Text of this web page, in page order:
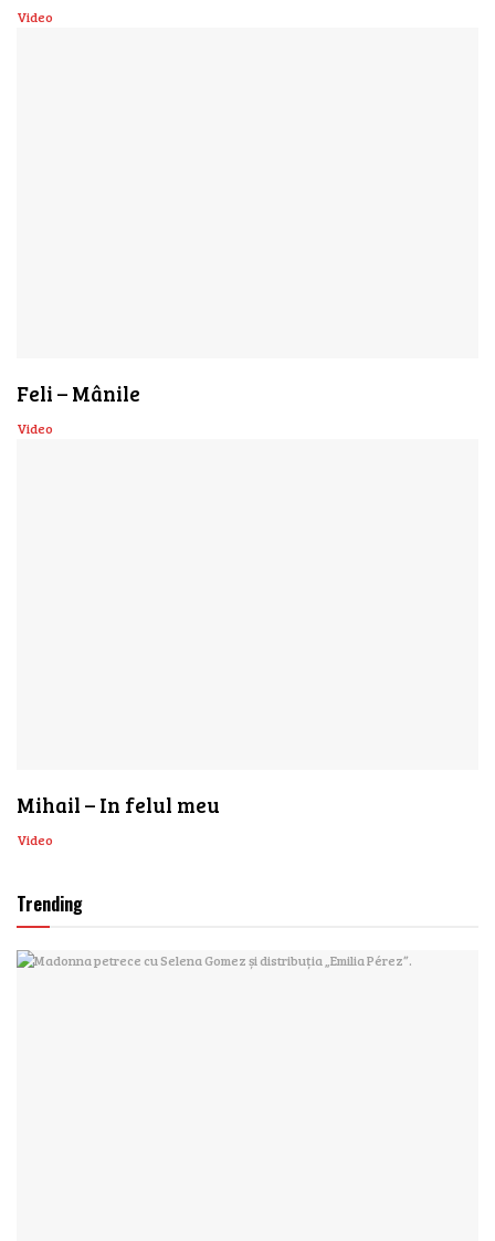
Video
Feli – Mânile
Video
Mihail – In felul meu
Video
Trending